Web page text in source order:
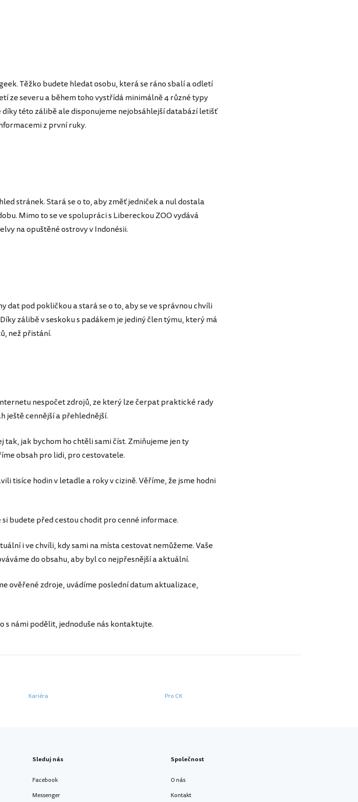
Těžko budete hledat osobu, která se ráno sbalí a odletí
ze severu a během toho vystřídá minimálně 4 různé typy
této zálibě ale disponujeme nejobsáhlejší databází letišť
z první ruky.
stránek. Stará se o to, aby změť jedniček a nul dostala
Mimo to se ve spolupráci s Libereckou ZOO vydává
na opuštěné ostrovy v Indonésii.
dat pod pokličkou a stará se o to, aby se ve správnou chvíli
zálibě v seskoku s padákem je jediný člen týmu, který má
než přistání.
nespočet zdrojů, ze který lze čerpat praktické rady
ještě cennější a přehlednější.
tak, jak bychom ho chtěli sami číst. Zmiňujeme jen ty
obsah pro lidi, pro cestovatele.
tisíce hodin v letadle a roky v cizině. Věříme, že jsme hodni
budete před cestou chodit pro cenné informace.
i ve chvíli, kdy sami na místa cestovat nemůžeme. Vaše
do obsahu, aby byl co nejpřesnější a aktuální.
ověřené zdroje, uvádíme poslední datum aktualizace,
s námi podělit, jednoduše nás kontaktujte.
Kariéra Pro CK
Sleduj nás
Facebook
Messenger
Společnost
O nás
Kontakt